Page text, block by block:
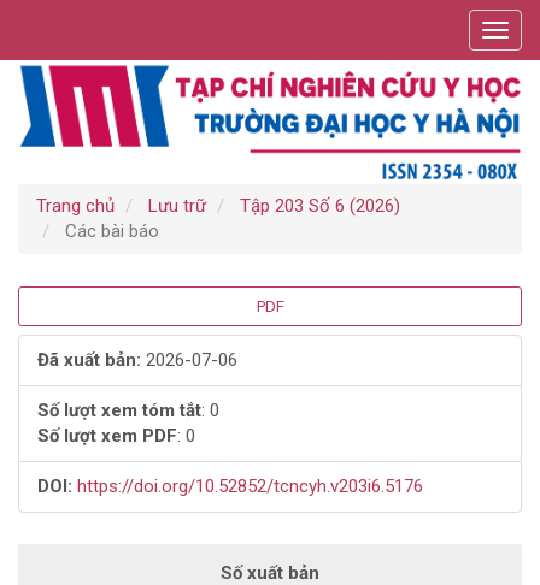
chính
Nội
dung
chính
Trang chủ Lưu trữ
Tập 203 Số 6 (2026)
Các bài báo
Thanh
bên
bài
viết
PDF
Đã xuất bản: 2026-07-06
Số lượt xem tóm tắt: 0
Số lượt xem PDF: 0
DOI: https://doi.org/10.52852/tcncyh.v203i6.5176
Số xuất bản